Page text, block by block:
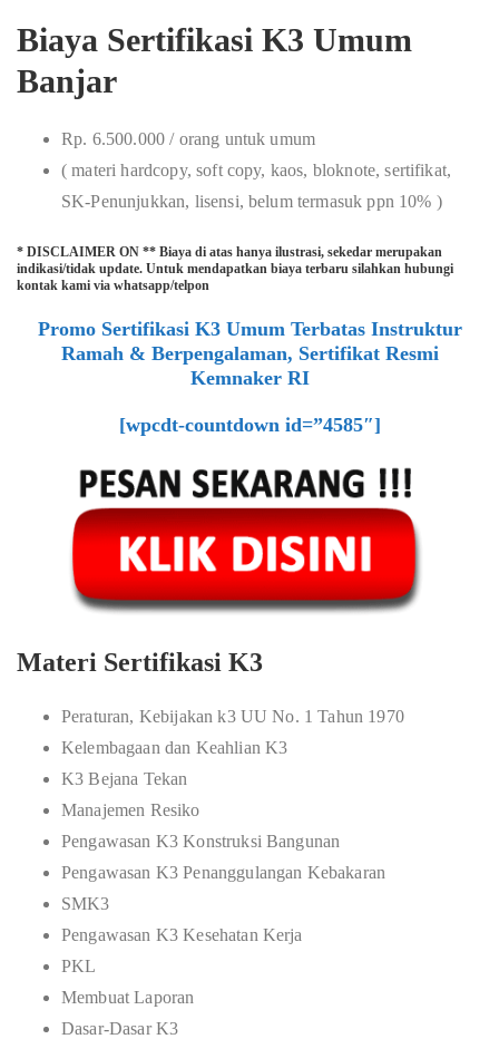
Biaya Sertifikasi K3 Umum
Banjar
Rp. 6.500.000 / orang untuk umum
( materi hardcopy, soft copy, kaos, bloknote, sertifikat,
SK-Penunjukkan, lisensi, belum termasuk ppn 10% )
* DISCLAIMER ON ** Biaya di atas hanya ilustrasi, sekedar merupakan
indikasi/tidak update. Untuk mendapatkan biaya terbaru silahkan hubungi
kontak kami via whatsapp/telpon
Promo Sertifikasi K3 Umum Terbatas Instruktur
Ramah & Berpengalaman, Sertifikat Resmi
Kemnaker RI
[wpcdt-countdown id=”4585″]
Materi Sertifikasi K3
Peraturan, Kebijakan k3 UU No. 1 Tahun 1970
Kelembagaan dan Keahlian K3
K3 Bejana Tekan
Manajemen Resiko
Pengawasan K3 Konstruksi Bangunan
Pengawasan K3 Penanggulangan Kebakaran
SMK3
Pengawasan K3 Kesehatan Kerja
PKL
Membuat Laporan
Dasar-Dasar K3